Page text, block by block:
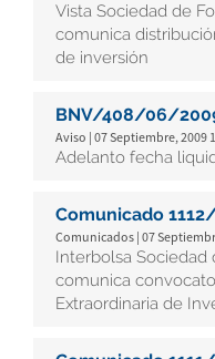
Vista Sociedad de
comunica
de inversión
BNV/408/06/
Aviso | 07 Septiembre, 2009
Adelanto fecha
Comunicado
Comunicados | 07
Interbolsa Sociedad
comunica
Extraordinaria de